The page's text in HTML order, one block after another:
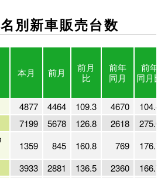
別新車販売台数
本月 前月
前月
比
前年
同月
前年
同月比
4877 4464 109.3 4670
104.4
7199 5678 126.8 2618
275.0
1359 845 160.8 769
176.7
3933 2881 136.5 2360
166.7